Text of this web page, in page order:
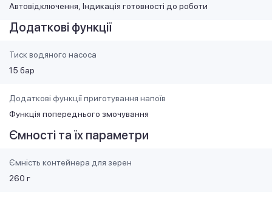
Автовідключення Індикація готовності до роботи
Додаткові функції
Тиск водяного насоса
15 бар
Додаткові функції приготування напоїв
Функція попереднього змочування
Ємності та їх параметри
Ємність контейнера для зерен
260 г